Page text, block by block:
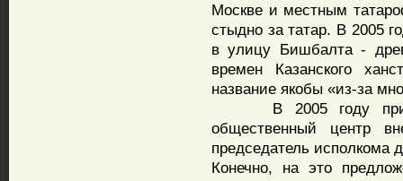
Москве и местным
стыдно за татар. В 2005
в улицу Бишбалта -
времен Казанского
название якобы «из-за
В 2005 году
общественный центр
председатель исполкома
Конечно, на это